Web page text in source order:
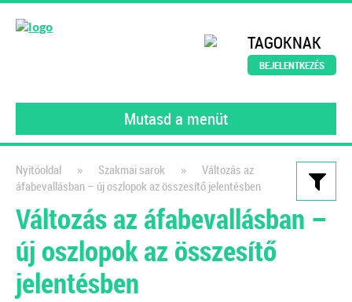
TAGOKNAK
BEJELENTKEZÉS
Mutasd a menüt
Kiadványaink
Könyvelői szerződésminta
digitalizált környezetben
Nyitóoldal » Szakmai sarok »
Változás az
áfabevallásban – új oszlopok az összesítő jelentésben
Változás az áfabevallásban –
új oszlopok az összesítő
jelentésben